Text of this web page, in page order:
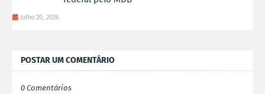
Julho 20, 2026
POSTAR UM COMENTÁRIO
0 Comentários